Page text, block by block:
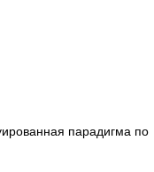
парадигма по